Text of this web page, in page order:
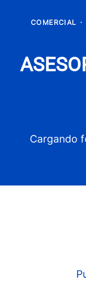
COMERCIAL ·
Cargando